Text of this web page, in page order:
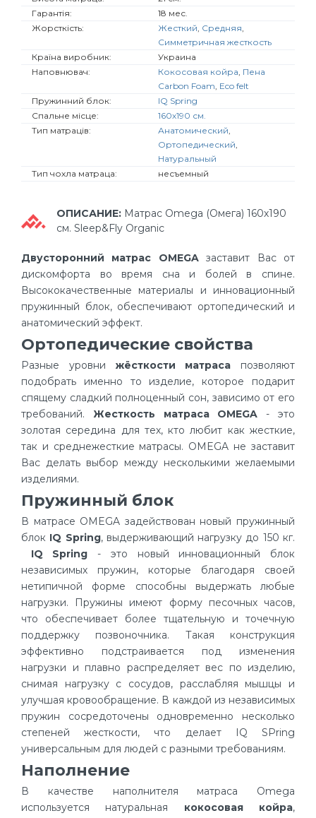
Гарантія:
18 мес.
Жорсткість:
Жесткий, Средняя,
Симметричная жесткость
Країна виробник:
Украина
Наповнювач:
Кокосовая койра, Пена
Carbon Foam, Eco felt
Пружинний блок:
IQ Spring
Спальне місце:
160х190 см.
Тип матраців:
Анатомический,
Ортопедический,
Натуральный
Тип чохла матраца:
несъемный
ОПИСАНИЕ: Матрас Omega (Омега) 160х190
см. Sleep&Fly Organic
Двусторонний матрас OMEGAзаставит Вас от
дискомфорта во время сна и болей в спине.
Высококачественные материалы и инновационный
пружинный блок, обеспечивают ортопедический и
анатомический эффект.
Ортопедические свойства
Разные уровни жёсткости матраса позволяют
подобрать именно то изделие, которое подарит
спящему сладкий полноценный сон, зависимо от его
требований. Жесткость матраса OMEGA- это
золотая середина для тех, кто любит как жесткие,
так и среднежесткие матрасы. OMEGA не заставит
Вас делать выбор между несколькими желаемыми
изделиями.
Пружинный блок
В матрасе OMEGA задействован новый пружинный
блок IQ Spring, выдерживающий нагрузку до 150 кг.
IQ Spring - это новый инновационный блок
независимых пружин, которые благодаря своей
нетипичной форме способны выдержать любые
нагрузки. Пружины имеют форму песочных часов,
что обеспечивает более тщательную и точечную
поддержку позвоночника. Такая конструкция
эффективно подстраивается под изменения
нагрузки и плавно распределяет вес по изделию,
снимая нагрузку с сосудов, расслабляя мышцы и
улучшая кровообращение. В каждой из независимых
пружин сосредоточены одновременно несколько
степеней жесткости, что делает IQ SPring
универсальным для людей с разными требованиям.
Наполнение
В качестве наполнителя матраса Omega
используется натуральная кокосовая койра,